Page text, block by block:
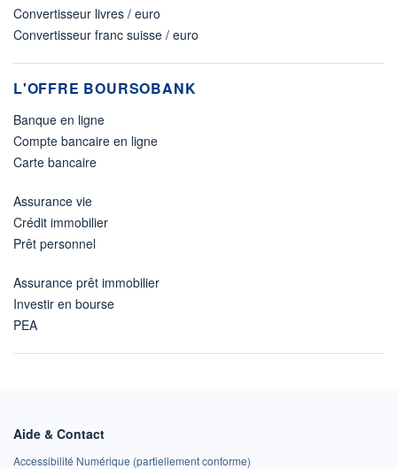
Convertisseur livres / euro
Convertisseur franc suisse / euro
L'OFFRE BOURSOBANK
Banque en ligne
Compte bancaire en ligne
Carte bancaire
Assurance vie
Crédit immobilier
Prêt personnel
Assurance prêt immobilier
Investir en bourse
PEA
Aide & Contact
Accessibilité Numérique (partiellement conforme)